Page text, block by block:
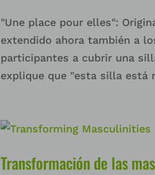
"Une place pour elles":
extendido ahora también a
participantes a cubrir una
explique que "esta silla está
Transformación de las